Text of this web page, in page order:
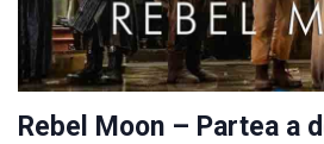
Rebel Moon – Partea a